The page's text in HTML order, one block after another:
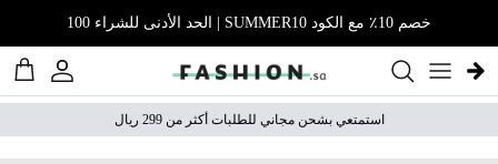
خصم 10٪ مع الكود SUMMER10 | الحد الأدنى للشراء 100
الحساب
استمتعي بشحن مجاني للطلبات أكثر من 299 ريال